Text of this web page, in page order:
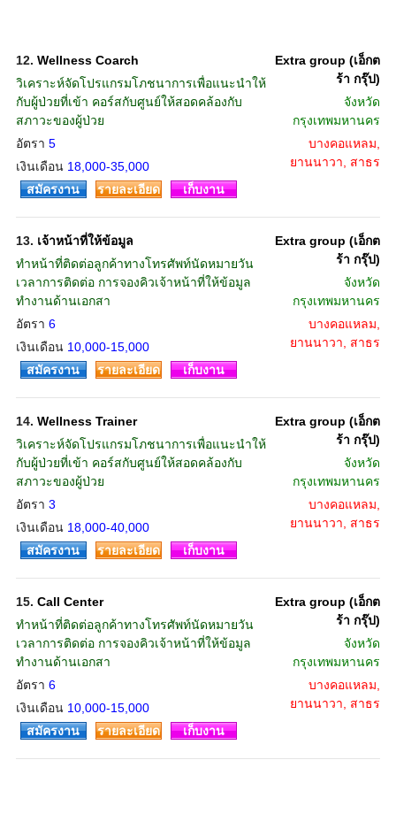
12. Wellness Coarch
วิเคราะห์จัดโปรแกรมโภชนาการเพื่อแนะนำให้
กับผู้ป่วยที่เข้า คอร์สกับศูนย์ให้สอดคล้องกับ
สภาวะของผู้ป่วย
อัตรา 5
เงินเดือน 18,000-35,000
Extra group (เอ็กต
ร้า กรุ๊ป)
จังหวัด
กรุงเทพมหานคร
บางคอแหลม,
ยานนาวา, สาธร
สมัครงาน
รายละเอียด เก็บงาน
13. เจ้าหน้าที่ให้ข้อมูล
ทำหน้าที่ติดต่อลูกค้าทางโทรศัพท์นัดหมายวัน
เวลาการติดต่อ การจองคิวเจ้าหน้าที่ให้ข้อมูล
ทำงานด้านเอกสา
อัตรา 6
เงินเดือน 10,000-15,000
Extra group (เอ็กต
ร้า กรุ๊ป)
จังหวัด
กรุงเทพมหานคร
บางคอแหลม,
ยานนาวา, สาธร
สมัครงาน
รายละเอียด เก็บงาน
14. Wellness Trainer
วิเคราะห์จัดโปรแกรมโภชนาการเพื่อแนะนำให้
กับผู้ป่วยที่เข้า คอร์สกับศูนย์ให้สอดคล้องกับ
สภาวะของผู้ป่วย
อัตรา 3
เงินเดือน 18,000-40,000
Extra group (เอ็กต
ร้า กรุ๊ป)
จังหวัด
กรุงเทพมหานคร
บางคอแหลม,
ยานนาวา, สาธร
สมัครงาน
รายละเอียด เก็บงาน
15. Call Center
ทำหน้าที่ติดต่อลูกค้าทางโทรศัพท์นัดหมายวัน
เวลาการติดต่อ การจองคิวเจ้าหน้าที่ให้ข้อมูล
ทำงานด้านเอกสา
อัตรา 6
เงินเดือน 10,000-15,000
Extra group (เอ็กต
ร้า กรุ๊ป)
จังหวัด
กรุงเทพมหานคร
บางคอแหลม,
ยานนาวา, สาธร
สมัครงาน
รายละเอียด เก็บงาน